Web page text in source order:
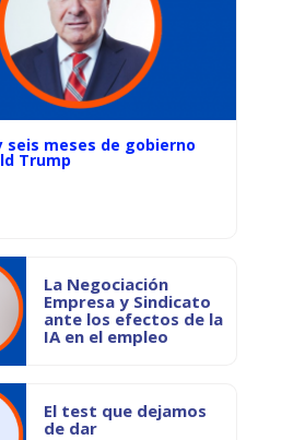
seis meses de gobierno
Trump
La Negociación
Empresa y Sindicato
ante los efectos de la
IA en el empleo
El test que dejamos
de dar